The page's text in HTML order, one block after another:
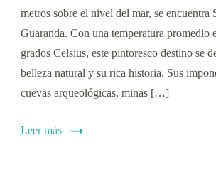
metros sobre el nivel del mar, se encuentra
Guaranda. Con una temperatura promedio
grados Celsius, este pintoresco destino se
belleza natural y su rica historia. Sus
cuevas arqueológicas, minas […]
Leer más